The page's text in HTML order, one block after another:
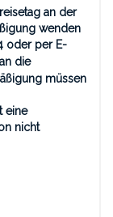
an der
wenden
oder per E-
an die
müssen
eine
nicht